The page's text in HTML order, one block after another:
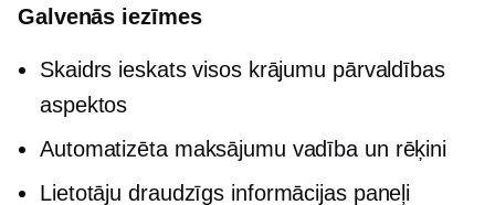
Galvenās iezīmes
Skaidrs ieskats visos krājumu pārvaldības
aspektos
Automatizēta maksājumu vadība un rēķini
Lietotāju draudzīgs informācijas paneļi